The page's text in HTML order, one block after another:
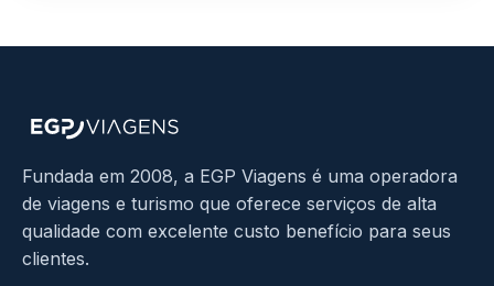
Fundada em 2008, a EGP Viagens é uma operadora
de viagens e turismo que oferece serviços de alta
qualidade com excelente custo benefício para seus
clientes.